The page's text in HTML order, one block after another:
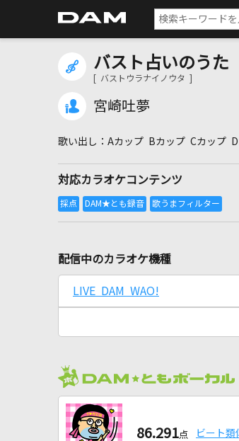
バスト占いのうた
[ バストウラナイノウタ ]
宮崎吐夢
Aカップ Bカップ Cカップ
対応カラオケコンテンツ
配信中のカラオケ機種
LIVE DAM WAO!
86.291点 ビート類